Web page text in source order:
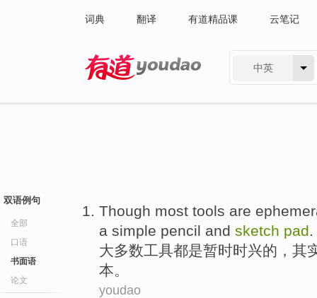
词典 翻译 有道精品课 云笔记
中英
双语例句
全部
口语
书面语
论文
Though most tools are
a simple pencil and sketch pad.
大多数工具都是暂时时兴的 ，其
本。
youdao